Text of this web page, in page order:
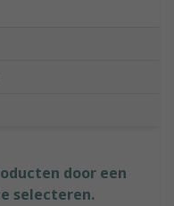
door een
selecteren.